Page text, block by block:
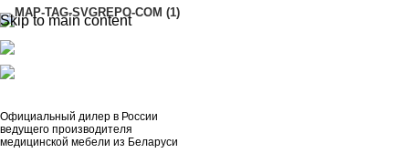
Skip to main content
Официальный дилер в России
ведущего производителя
медицинской мебели из Беларуси